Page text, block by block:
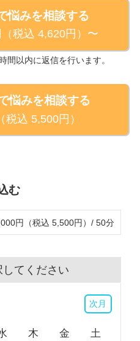
悩みを相談する
税込 4,620円）〜
間以内に返信を行います。
悩みを相談する
税込 5,500円）
む
円（税込 5,500円）/ 50分
してください
次月
木 金 土